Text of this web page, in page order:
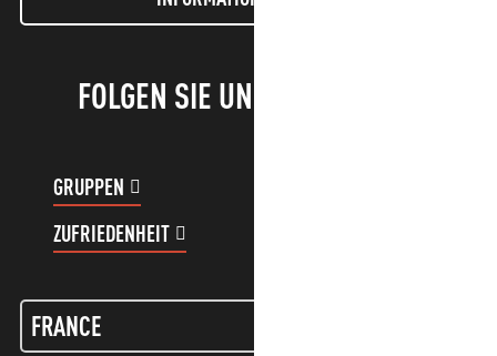
FOLGEN SIE UNS!
GRUPPEN
ZUFRIEDENHEIT